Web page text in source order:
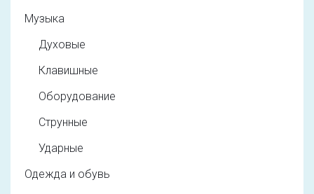
Музыка
Духовые
Клавишные
Оборудование
Струнные
Ударные
Одежда и обувь